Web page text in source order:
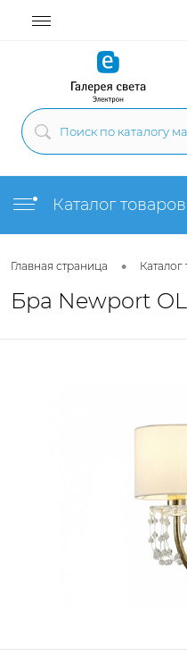
Каталог товаров
Главная страница • Каталог
Бра Newport